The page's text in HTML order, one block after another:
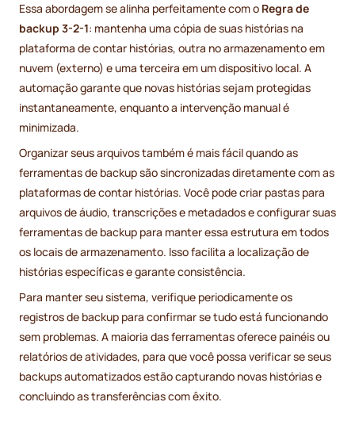
Essa abordagem se alinha perfeitamente com o Regra de
backup 3-2-1: mantenha uma cópia de suas histórias na
plataforma de contar histórias, outra no armazenamento em
nuvem (externo) e uma terceira em um dispositivo local. A
automação garante que novas histórias sejam protegidas
instantaneamente, enquanto a intervenção manual é
minimizada.
Organizar seus arquivos também é mais fácil quando as
ferramentas de backup são sincronizadas diretamente com as
plataformas de contar histórias. Você pode criar pastas para
arquivos de áudio, transcrições e metadados e configurar suas
ferramentas de backup para manter essa estrutura em todos
os locais de armazenamento. Isso facilita a localização de
histórias específicas e garante consistência.
Para manter seu sistema, verifique periodicamente os
registros de backup para confirmar se tudo está funcionando
sem problemas. A maioria das ferramentas oferece painéis ou
relatórios de atividades, para que você possa verificar se seus
backups automatizados estão capturando novas histórias e
concluindo as transferências com êxito.